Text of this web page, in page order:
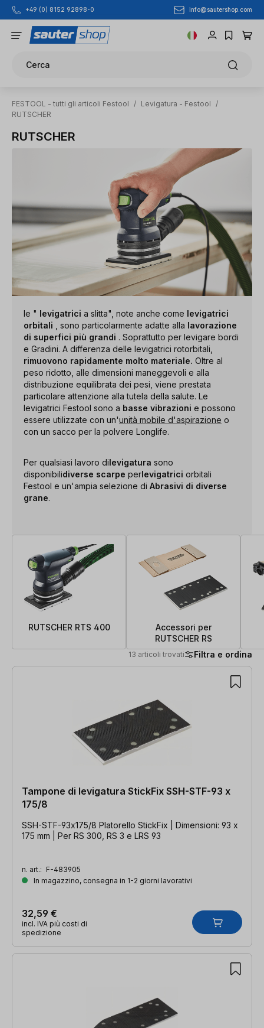
Passa al contenuto principale
+49 (0) 8152 92898-0 info@sautershop.com
Cerca
FESTOOL - tutti gli articoli Festool / Levigatura - Festool
/
RUTSCHER
RUTSCHER
le " levigatrici a slitta", note anche come levigatrici
orbitali
, sono particolarmente adatte alla lavorazione
di superfici più grandi . Soprattutto per levigare bordi
e Gradini. A differenza delle levigatrici rotorbitali,
rimuovono rapidamente molto materiale. Oltre al
peso ridotto, alle dimensioni maneggevoli e alla
distribuzione equilibrata dei pesi, viene prestata
particolare attenzione alla tutela della salute. Le
levigatrici Festool sono a basse vibrazioni e possono
essere utilizzate con un'unità mobile d'aspirazione o
con un sacco per la polvere Longlife.
Per qualsiasi lavoro dilevigatura sono
disponibilidiverse scarpe perlevigatrici orbitali
Festool e un'ampia selezione di Abrasivi di diverse
grane.
RUTSCHER RTS 400
Accessori per
RUTSCHER RS
13 articoli trovati Filtra e ordina
13 articoli trovati
Tampone di levigatura StickFix SSH-STF-93 x
175/8
SSH-STF-93x175/8 Platorello StickFix | Dimensioni: 93 x
175 mm | Per RS 300, RS 3 e LRS 93
n. art.: F-483905
In magazzino, consegna in 1-2 giorni lavorativi
32,59 €
incl. IVA più costi di
spedizione